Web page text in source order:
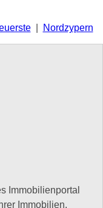
| Nordzypern
Immobilienportal
Immobilien.